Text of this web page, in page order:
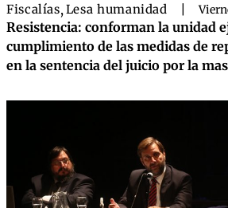
Fiscalías, Lesa humanidad
Resistencia: conforman la unidad
cumplimiento de las medidas de
en la sentencia del juicio por la